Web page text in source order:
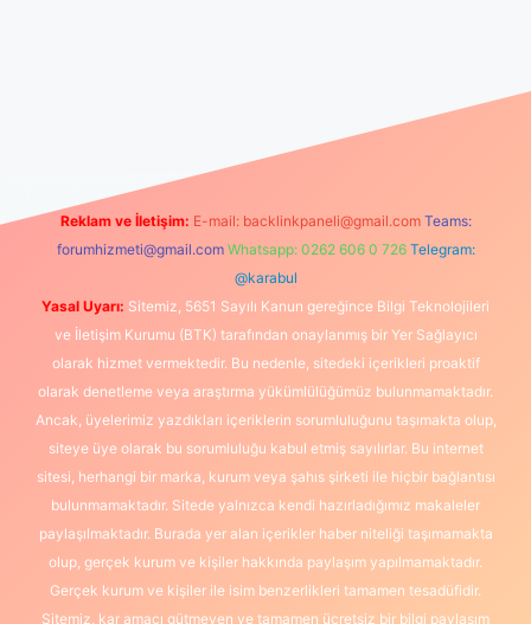
elexbetgiris.org
Reklam ve İletişim: E-mail: backlinkpaneli@gmail.com Teams:
forumhizmeti@gmail.com Whatsapp: 0262 606 0 726 Telegram:
@karabul
Yasal Uyarı: Sitemiz, 5651 Sayılı Kanun gereğince Bilgi Teknolojileri
ve İletişim Kurumu (BTK) tarafından onaylanmış bir Yer Sağlayıcı
olarak hizmet vermektedir. Bu nedenle, sitedeki içerikleri proaktif
olarak denetleme veya araştırma yükümlülüğümüz bulunmamaktadır.
Ancak, üyelerimiz yazdıkları içeriklerin sorumluluğunu taşımakta olup,
siteye üye olarak bu sorumluluğu kabul etmiş sayılırlar. Bu internet
sitesi, herhangi bir marka, kurum veya şahıs şirketi ile hiçbir bağlantısı
bulunmamaktadır. Sitede yalnızca kendi hazırladığımız makaleler
paylaşılmaktadır. Burada yer alan içerikler haber niteliği taşımamakta
olup, gerçek kurum ve kişiler hakkında paylaşım yapılmamaktadır.
Gerçek kurum ve kişiler ile isim benzerlikleri tamamen tesadüfidir.
Sitemiz, kar amacı gütmeyen ve tamamen ücretsiz bir bilgi paylaşım